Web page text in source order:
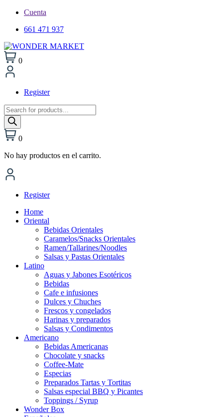
Cuenta
661 471 937
0
Register
Búsqueda
de
productos
0
No hay productos en el carrito.
Register
Home
Oriental
Bebidas Orientales
Caramelos/Snacks Orientales
Ramen/Tallarines/Noodles
Salsas y Pastas Orientales
Latino
Aguas y Jabones Esotéricos
Bebidas
Cafe e infusiones
Dulces y Chuches
Frescos y congelados
Harinas y preparados
Salsas y Condimentos
Americano
Bebidas Americanas
Chocolate y snacks
Coffee-Mate
Especias
Preparados Tartas y Tortitas
Salsas especial BBQ y Picantes
Toppings / Syrup
Wonder Box